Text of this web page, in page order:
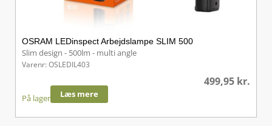
OSRAM LEDinspect Arbejdslampe SLIM 500
Slim design - 500lm - multi angle
Varenr: OSLEDIL403
499,95 kr.
På lager Læs mere